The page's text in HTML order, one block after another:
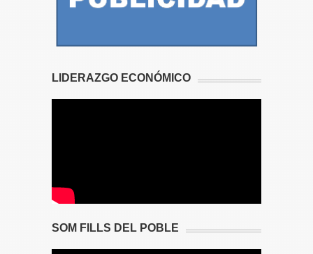
LIDERAZGO ECONÓMICO
SOM FILLS DEL POBLE